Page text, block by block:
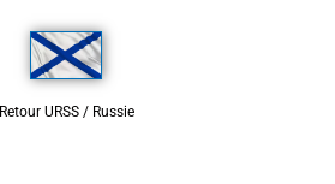
Retour URSS / Russie